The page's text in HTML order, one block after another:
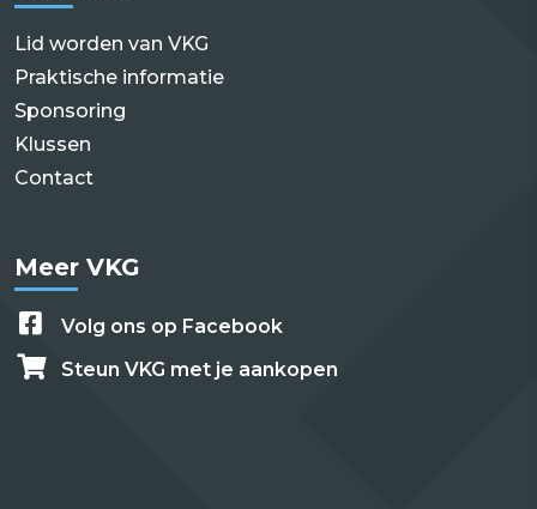
Lid worden van VKG
Praktische informatie
Sponsoring
Klussen
Contact
Meer VKG
Volg ons op Facebook
Steun VKG met je aankopen